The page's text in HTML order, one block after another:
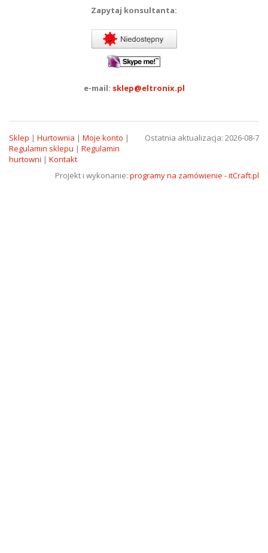
Zapytaj konsultanta:
e-mail: sklep@eltronix.pl
Ostatnia aktualizacja: 2026-08-7
Sklep | Hurtownia | Moje konto |
Regulamin sklepu | Regulamin
hurtowni | Kontakt
Projekt i wykonanie: programy na zamówienie - itCraft.pl